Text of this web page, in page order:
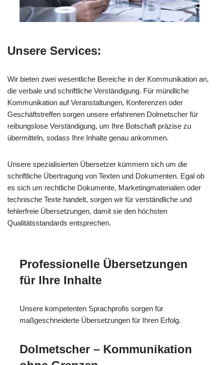
Unsere Services:
Wir bieten zwei wesentliche Bereiche in der Kommunikation an,
die verbale und schriftliche Verständigung. Für mündliche
Kommunikation auf Veranstaltungen, Konferenzen oder
Geschäftstreffen sorgen unsere erfahrenen Dolmetscher für
reibungslose Verständigung, um Ihre Botschaft präzise zu
übermitteln, sodass Ihre Inhalte genau ankommen.
Unsere spezialisierten Übersetzer kümmern sich um die
schriftliche Übertragung von Texten und Dokumenten. Egal ob
es sich um rechtliche Dokumente, Marketingmaterialien oder
technische Texte handelt, sorgen wir für verständliche und
fehlerfreie Übersetzungen, damit sie den höchsten
Qualitätsstandards entsprechen.
Professionelle Übersetzungen
für Ihre Inhalte
Unsere kompetenten Sprachprofis sorgen für
maßgeschneiderte Übersetzungen für Ihren Erfolg.
Dolmetscher – Kommunikation